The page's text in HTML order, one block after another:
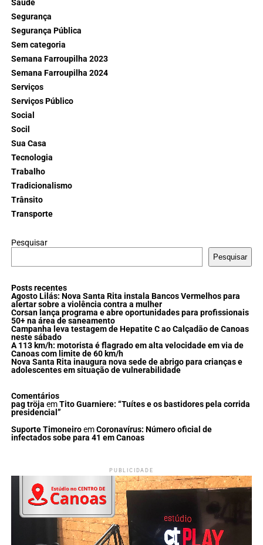
Saúde
Segurança
Segurança Pública
Sem categoria
Semana Farroupilha 2023
Semana Farroupilha 2024
Serviços
Serviços Público
Social
Socil
Sua Casa
Tecnologia
Trabalho
Tradicionalismo
Trânsito
Transporte
Pesquisar
Pesquisar
Posts recentes
Agosto Lilás: Nova Santa Rita instala Bancos Vermelhos para
alertar sobre a violência contra a mulher
Corsan lança programa e abre oportunidades para profissionais
50+ na área de saneamento
Campanha leva testagem de Hepatite C ao Calçadão de Canoas
neste sábado
A 113 km/h: motorista é flagrado em alta velocidade em via de
Canoas com limite de 60 km/h
Nova Santa Rita inaugura nova sede de abrigo para crianças e
adolescentes em situação de vulnerabilidade
Comentários
pag tröja emTito Guarniere: “Tuítes e os bastidores pela corrida
presidencial”
Suporte TimoneiroemCoronavírus: Número oficial de
infectados sobe para 41 em Canoas
PUBLICIDADE